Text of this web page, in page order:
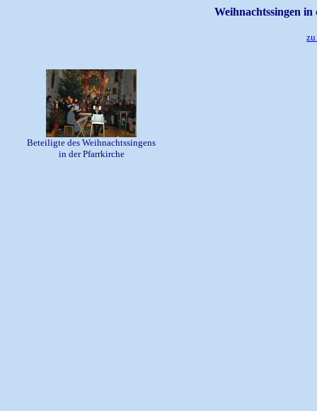
Weihnachtssingen
Beteiligte des Weihnachtssingens
in der Pfarrkirche